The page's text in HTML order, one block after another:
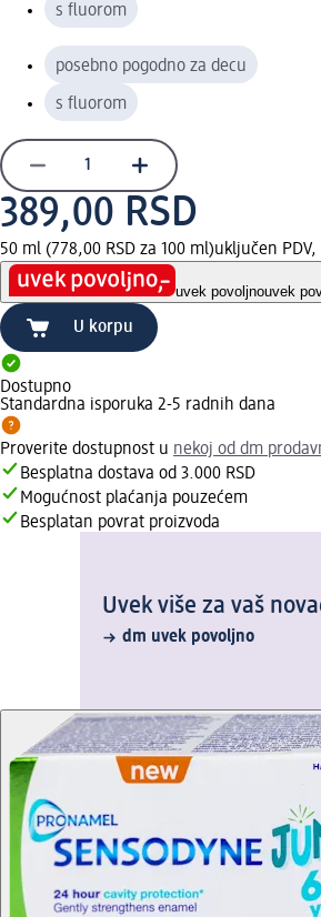
s fluorom
posebno pogodno za decu
s fluorom
389,00 RSD
50 ml (778,00 RSD za 100 ml)uključen PDV,
uvek povoljnouvek
U korpu
Dostupno
Standardna isporuka 2-5 radnih dana
Proverite dostupnost u nekoj od dm
Besplatna dostava od 3.000 RSD
Mogućnost plaćanja pouzećem
Besplatan povrat proizvoda
Uvek više za vaš
dm uvek povoljno